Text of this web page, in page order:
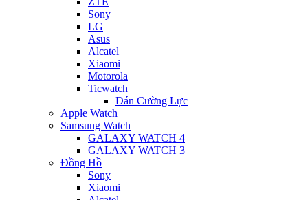
Sony
LG
Asus
Alcatel
Xiaomi
Motorola
Ticwatch
Dán Cường Lực
Apple Watch
Samsung Watch
GALAXY WATCH 4
GALAXY WATCH 3
Đồng Hồ
Sony
Xiaomi